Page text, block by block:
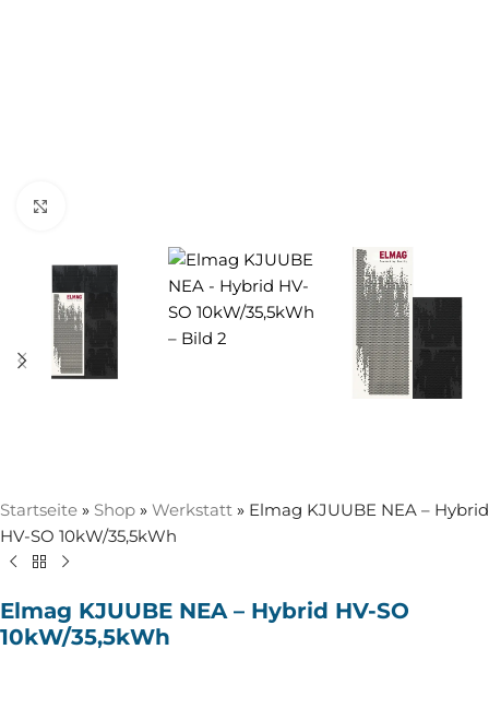
Startseite » Shop » Werkstatt » Elmag KJUUBE NEA – Hybrid
HV-SO 10kW/35,5kWh
Elmag KJUUBE NEA – Hybrid HV-SO
10kW/35,5kWh